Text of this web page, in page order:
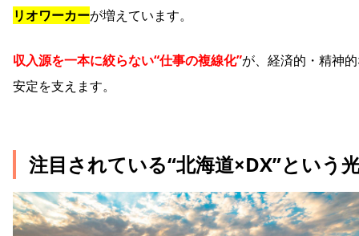
リオワーカーが増えています。
収入源を一本に絞らない“仕事の複線化”が、経済的・精神
安定を支えます。
注目されている“北海道×DX”という